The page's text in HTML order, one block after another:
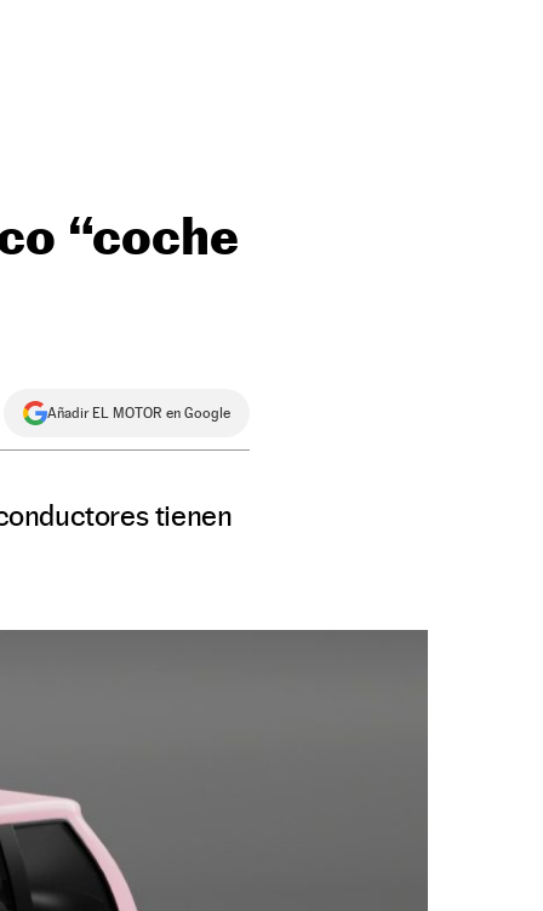
“coche
Añadir EL MOTOR en Google
tienen